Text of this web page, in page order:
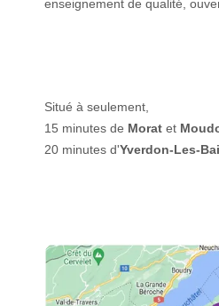
enseignement de qualité,
Situé à seulement,
15 minutes de Morat et
20 minutes d'Yverdon-Les-